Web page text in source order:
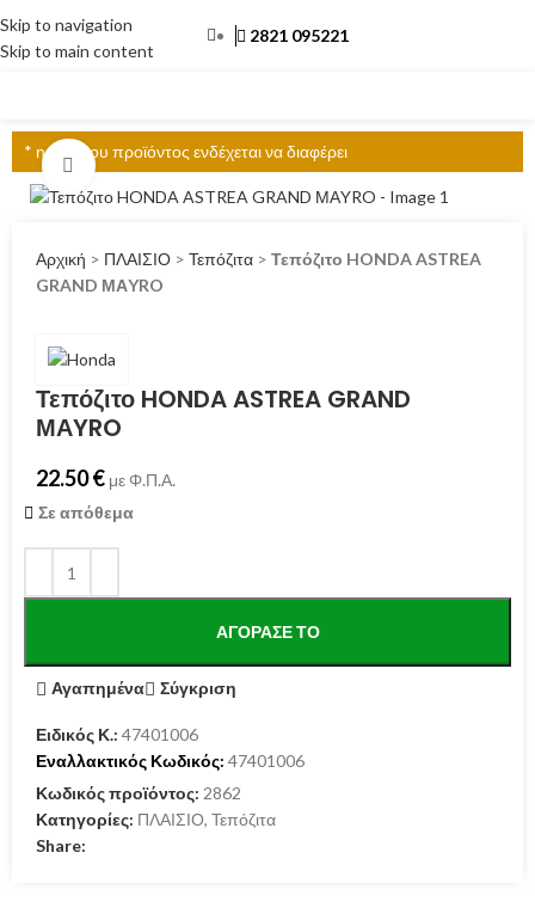
Skip to navigation
Skip to main content
2821 095221
* η τιμή του προϊόντος ενδέχεται να διαφέρει
Click to enlarge
Αρχική > ΠΛΑΙΣΙΟ > Τεπόζιτα > Τεπόζιτο HONDA ASTREA
GRAND ΜΑYRO
Τεπόζιτο HONDA ASTREA GRAND
ΜΑYRO
22.50€ με Φ.Π.Α.
Σε απόθεμα
ΑΓΌΡΑΣΕ ΤΟ
Αγαπημένα Σύγκριση
Ειδικός Κ.: 47401006
Εναλλακτικός Κωδικός: 47401006
Κωδικός προϊόντος: 2862
Κατηγορίες: ΠΛΑΙΣΙΟ, Τεπόζιτα
Share: